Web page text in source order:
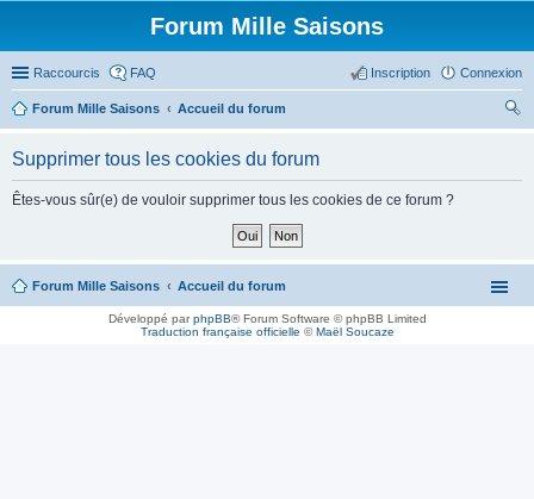
Forum Mille Saisons
Raccourcis FAQ Connexion
Inscription
Forum Mille Saisons
Accueil du forum
Supprimer tous les cookies du forum
Êtes-vous sûr(e) de vouloir supprimer tous les cookies de ce forum ?
Forum Mille Saisons Accueil du forum
Développé parphpBB® Forum Software © phpBB Limited
Traduction française officielle ©Maël Soucaze